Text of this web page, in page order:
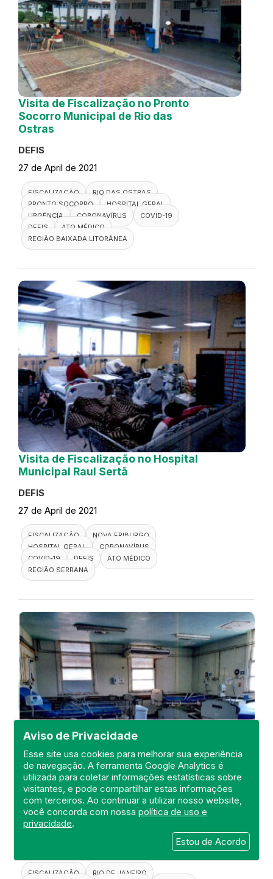
Aviso de Privacidade
Esse site usa cookies para melhorar sua experiência
de navegação. A ferramenta Google Analytics é
utilizada para coletar informações estatísticas sobre
visitantes, e pode compartilhar estas informações
com terceiros. Ao continuar a utilizar nosso website,
você concorda com nossapolítica de uso e
privacidade.
Estou de Acordo
Visita de Fiscalização no Pronto
Socorro Municipal de Rio das
Ostras
DEFIS
27 de April de 2021
FISCALIZAÇÃO
RIO DAS OSTRAS
PRONTO SOCORRO
HOSPITAL GERAL
URGÊNCIA
CORONAVÍRUS
COVID-19
DEFIS
ATO MÉDICO
REGIÃO BAIXADA LITORÂNEA
Visita de Fiscalização no Hospital
Municipal Raul Sertã
DEFIS
27 de April de 2021
FISCALIZAÇÃO
NOVA FRIBURGO
HOSPITAL GERAL
CORONAVÍRUS
COVID-19
DEFIS
ATO MÉDICO
REGIÃO SERRANA
Visita de Fiscalização no Hospital
Estadual Carlos Chagas
DEFIS
FISCALIZAÇÃO RIO DE JANEIRO